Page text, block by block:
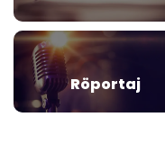
Röportaj